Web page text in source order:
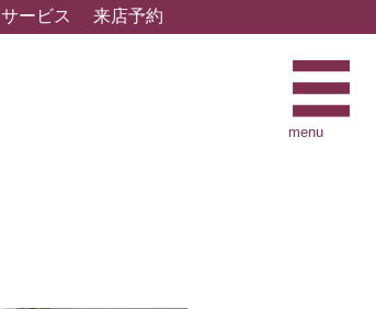
サービス 来店予約
menu